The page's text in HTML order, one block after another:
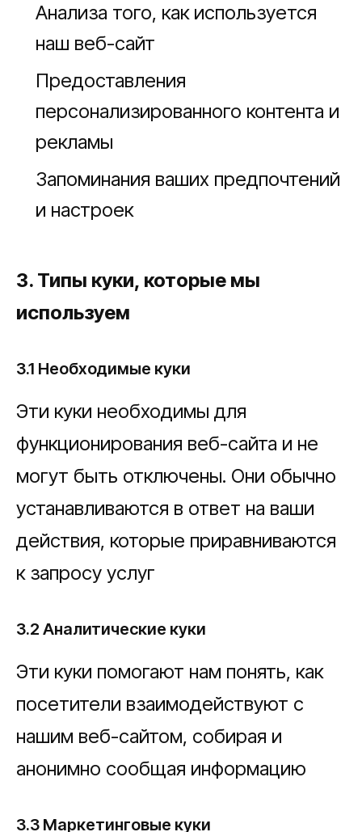
Анализа того, как используется
наш веб-сайт
Предоставления
персонализированного контента и
рекламы
Запоминания ваших предпочтений
и настроек
3. Типы куки, которые мы
используем
3.1 Необходимые куки
Эти куки необходимы для
функционирования веб-сайта и не
могут быть отключены. Они обычно
устанавливаются в ответ на ваши
действия, которые приравниваются
к запросу услуг
3.2 Аналитические куки
Эти куки помогают нам понять, как
посетители взаимодействуют с
нашим веб-сайтом, собирая и
анонимно сообщая информацию
3.3 Маркетинговые куки